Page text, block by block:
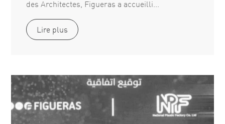
des Architectes, Figueras a accueilli...
Lire plus